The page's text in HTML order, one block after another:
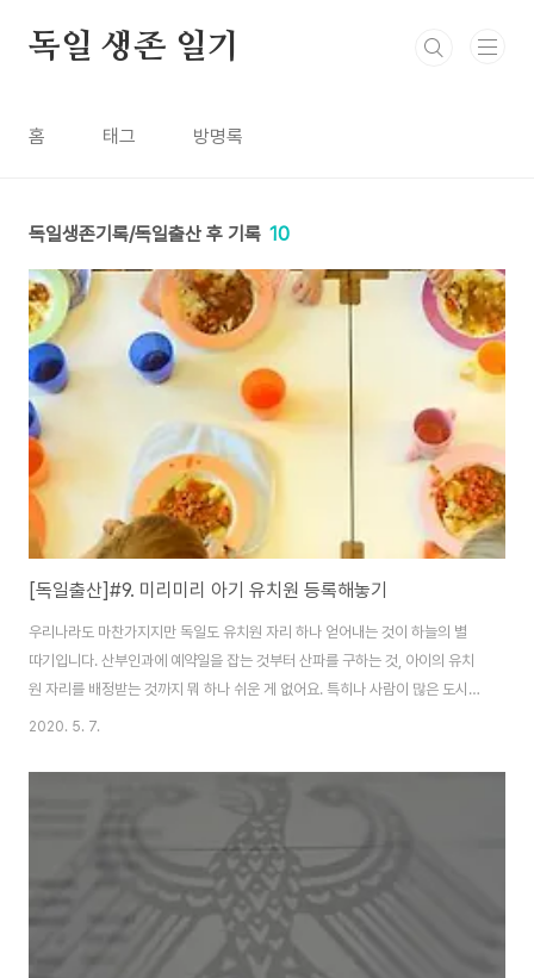
독일 생존 일기
홈 태그 방명록
독일생존기록/독일출산 후 기록 10
[독일출산]#9. 미리미리 아기 유치원 등록해놓기
우리나라도 마찬가지지만 독일도 유치원 자리 하나 얻어내는 것이 하늘의 별
따기입니다. 산부인과에 예약일을 잡는 것부터 산파를 구하는 것, 아이의 유치
원 자리를 배정받는 것까지 뭐 하나 쉬운 게 없어요. 특히나 사람이 많은 도시에
산다치면 더욱 더 어렵습니다. 독일 부모들도 유치원 자리부족에 혀를 내두를
갈 수 있는 모든 유치원에 등록신청을 해둔 상태입니다. 그 중 한 곳은 직접 와
빈다" 라는 말을 전해들었네요 하하 ^^; 아이가 태어나면 바로 유치원 대기 등
록부터 하는게 진리라고 여겨질 정도에요. 부모가 원하는 유치원에 들어가면
참 다행이겠지만, 일단 ..
2020. 5. 7.